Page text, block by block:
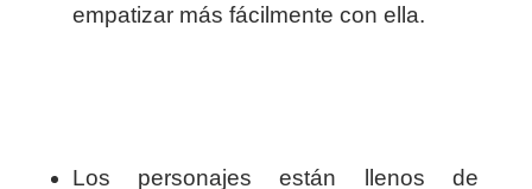
empatizar más fácilmente con ella.
Los personajes están llenos de